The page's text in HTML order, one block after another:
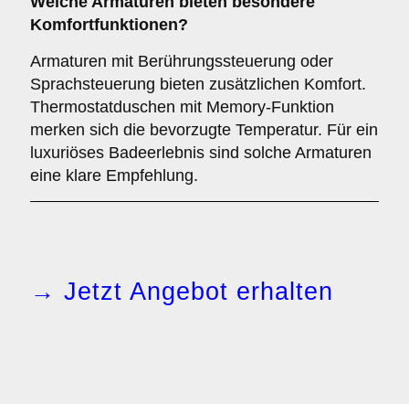
Komfortfunktionen?
Armaturen mit Berührungssteuerung oder
Sprachsteuerung bieten zusätzlichen Komfort.
Thermostatduschen mit Memory-Funktion
merken sich die bevorzugte Temperatur. Für ein
luxuriöses Badeerlebnis sind solche Armaturen
eine klare Empfehlung.
→ Jetzt Angebot erhalten